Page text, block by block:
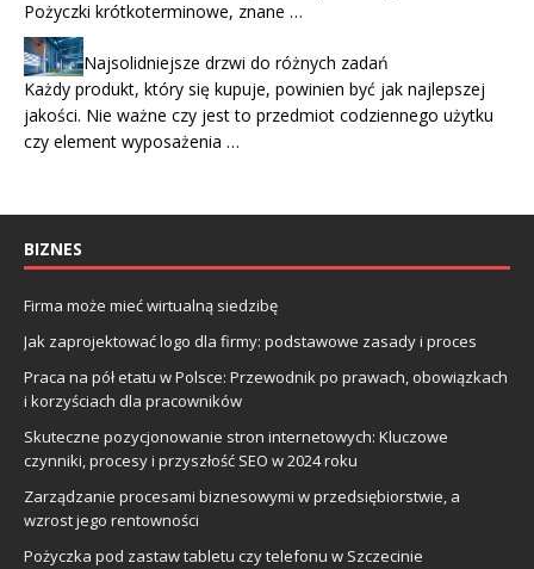
Pożyczki krótkoterminowe, znane …
Najsolidniejsze drzwi do różnych zadań
Każdy produkt, który się kupuje, powinien być jak najlepszej
jakości. Nie ważne czy jest to przedmiot codziennego użytku
czy element wyposażenia …
BIZNES
Firma może mieć wirtualną siedzibę
Jak zaprojektować logo dla firmy: podstawowe zasady i proces
Praca na pół etatu w Polsce: Przewodnik po prawach, obowiązkach
i korzyściach dla pracowników
Skuteczne pozycjonowanie stron internetowych: Kluczowe
czynniki, procesy i przyszłość SEO w 2024 roku
Zarządzanie procesami biznesowymi w przedsiębiorstwie, a
wzrost jego rentowności
Pożyczka pod zastaw tabletu czy telefonu w Szczecinie